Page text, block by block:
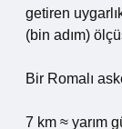
getiren
(bin adım)
Bir Romalı
7 km ≈ yarım